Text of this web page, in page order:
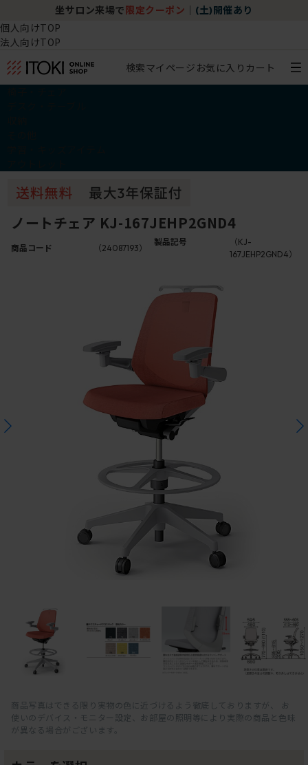
坐サロン来場で 限定クーポン (土)開催あり
個人向けTOP
法人向けTOP
検索マイページ お気に入り カート
ノートチェア KJ-167JEHP2GND4
商品コード （24087193）
製品記号
（KJ-
167JEHP2GND4）
商品写真はできる限り実物の色に近づけるよう徹底しておりますが、 お
使いのデバイス・モニター設定、お部屋の照明等により実際の商品と色味
が異なる場合がございます。